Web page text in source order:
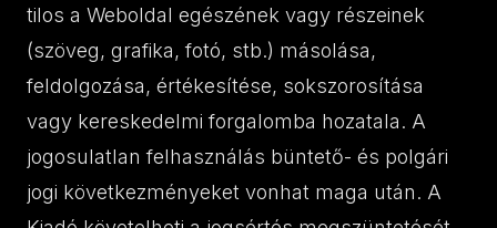
tilos a Weboldal egészének vagy részeinek
(szöveg, grafika, fotó, stb.) másolása,
feldolgozása, értékesítése, sokszorosítása
vagy kereskedelmi forgalomba hozatala. A
jogosulatlan felhasználás büntető- és polgári
jogi következményeket vonhat maga után. A